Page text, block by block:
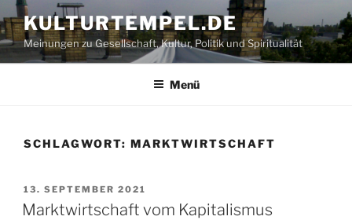
Zum
Inhalt
springen
KULTURTEMPEL.DE
Meinungen zu Gesellschaft, Kultur, Politik und Spiritualität
Menü
SCHLAGWORT: MARKTWIRTSCHAFT
VERÖFFENTLICHT
AM
13. SEPTEMBER 2021
Marktwirtschaft vom Kapitalismus